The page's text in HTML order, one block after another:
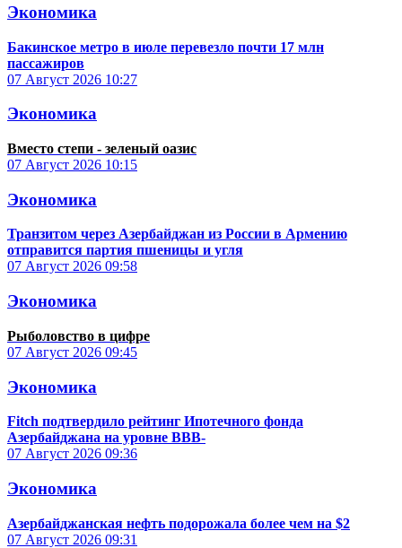
Экономика
Бакинское метро в июле перевезло почти 17 млн
пассажиров
07 Август 2026 10:27
Экономика
Вместо степи - зеленый оазис
07 Август 2026 10:15
Экономика
Транзитом через Азербайджан из России в Армению
отправится партия пшеницы и угля
07 Август 2026 09:58
Экономика
Рыболовство в цифре
07 Август 2026 09:45
Экономика
Fitch подтвердило рейтинг Ипотечного фонда
Азербайджана на уровне BBB-
07 Август 2026 09:36
Экономика
Азербайджанская нефть подорожала более чем на $2
07 Август 2026 09:31